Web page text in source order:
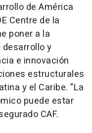
de América
Centre de la
poner a la
y
e innovación
estructurales
y el Caribe. "La
puede estar
CAF.